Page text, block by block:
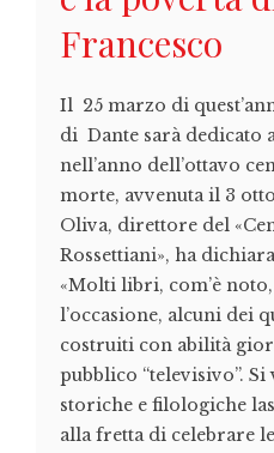
Francesco
Il 25 marzo di
di Dante sarà dedicato
nell’anno dell’ottavo
morte, avvenuta il 3
Oliva, direttore del
Rossettiani», ha
«Molti libri, com’è
l’occasione, alcuni dei
costruiti con abilità
pubblico “televisivo”.
storiche e filologiche
alla fretta di celebrare